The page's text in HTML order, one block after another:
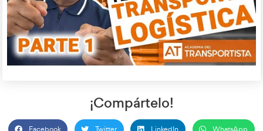
el vehículo empiece a trabajar antes de que te pese
Confirming:Servicio donde el banco asegura y
proveedores. Da confianza a tu cadena de suministro.
Crowlending:Préstamos de muchos pequeños
plataformas web; más ágil que la banca tradicional.